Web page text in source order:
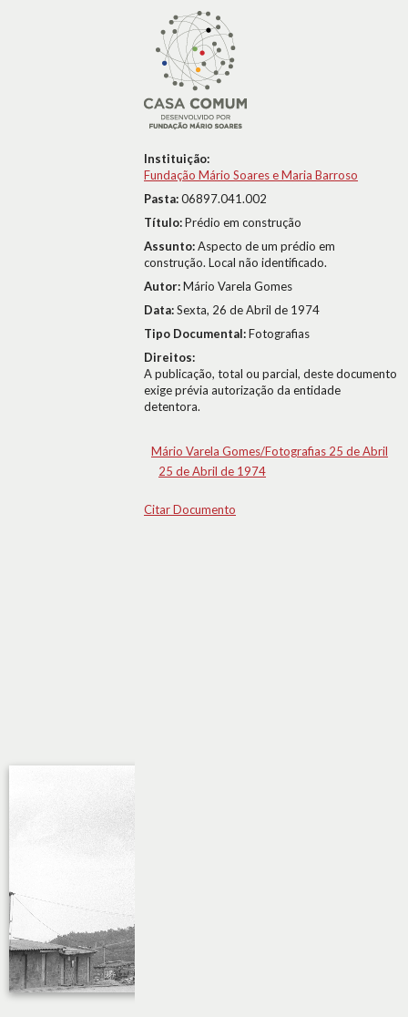
Instituição:
Fundação Mário Soares e Maria Barroso
Pasta:06897.041.002
Título:Prédio em construção
Assunto:Aspecto de um prédio em
construção. Local não identificado.
Autor:Mário Varela Gomes
Data:Sexta, 26 de Abril de 1974
Tipo Documental:Fotografias
Direitos:
A publicação, total ou parcial, deste documento
exige prévia autorização da entidade
detentora.
Mário Varela Gomes/Fotografias 25 de Abril
25 de Abril de 1974
Citar Documento